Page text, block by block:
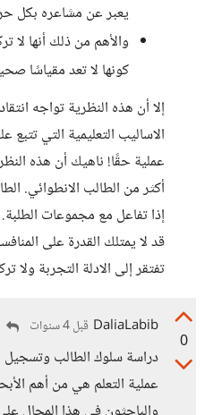
يعبر عن مشاعره بكل
والأهم من ذلك أنها لا
كونها لا تعد مقياسًا
إلا أن هذه النظرية تواجه
الاساليب التعليمية التي
عملية حقًا! ناهيك أن هذه
أكثر من الطالب الانطوائي.
إذا تفاعل مع مجموعات
قد لا يمتلك القدرة على
تفتقر إلى الادلة التجربة ولا
0
DaliaLabib قبل 4 سنوات
دراسة سلوك الطالب وتسجيل
عملية التعلم هي من أهم